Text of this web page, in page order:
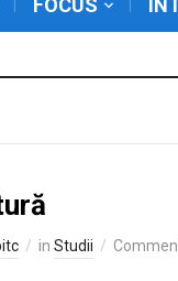
FOCUS
in Studii